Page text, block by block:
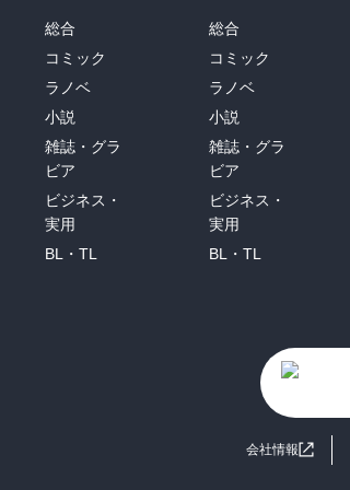
総合
コミック
ラノベ
小説
雑誌・グラ
ビア
ビジネス・
実用
BL・TL
総合
コミック
ラノベ
小説
雑誌・グラ
ビア
ビジネス・
実用
BL・TL
会社情報